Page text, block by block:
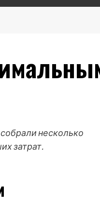
несколько
затрат.